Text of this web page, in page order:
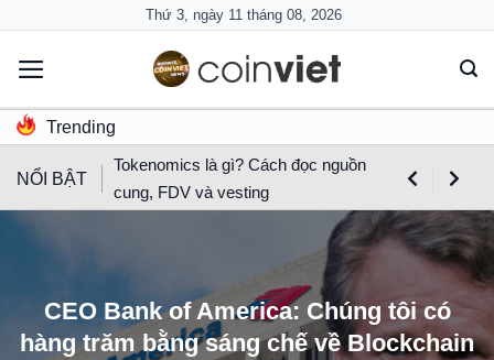
content
Thứ 3, ngày 11 tháng 08, 2026
Trending
NỔI BẬT
Tokenomics là gì? Cách đọc nguồn
cung, FDV và vesting
CEO Bank of America: Chúng tôi có
hàng trăm bằng sáng chế về Blockchain